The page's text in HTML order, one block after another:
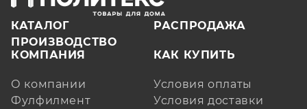
КАТАЛОГ
РАСПРОДАЖА
ПРОИЗВОДСТВО
КОМПАНИЯ
О компании
Фулфилмент
КАК КУПИТЬ
Условия оплаты
Условия доставки